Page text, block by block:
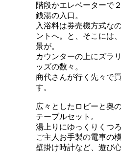
階段かエレベーターで
銭湯の入口。
入浴料は券売機方式な
ントへ。と、そこには
景が。
カウンターの上にズラ
ッズの数々。
商代さんが行く先々で
す。
広々としたロビーと奥
テーブルセット。
湯上りにゆっくりくつろ
ご主人お手製の電車の
壁掛け時計など、遊び